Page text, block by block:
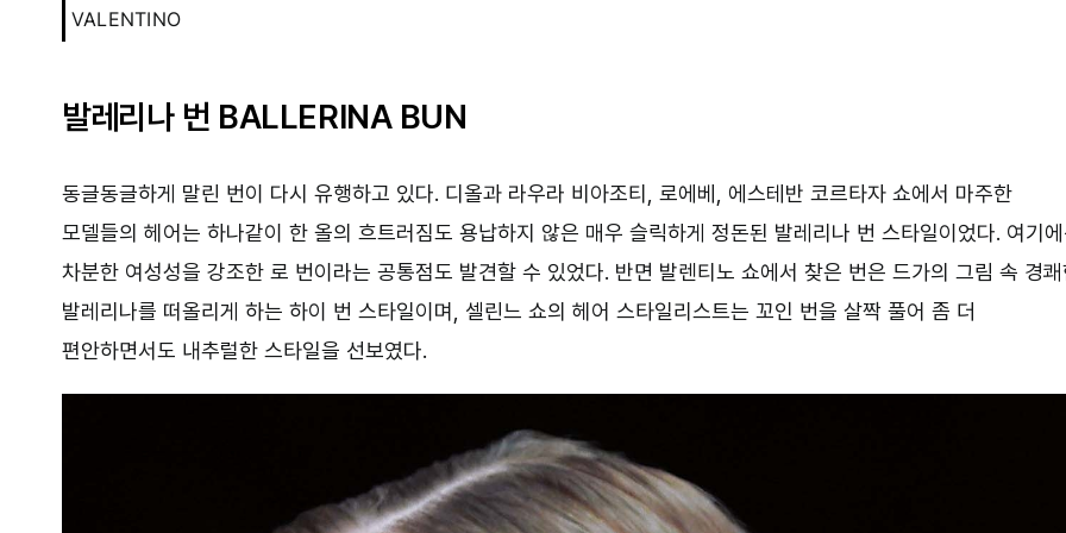
VALENTINO
발레리나 번 BALLERINA BUN
동글동글하게 말린 번이 다시 유행하고 있다. 디올과 라우라 비아조티, 로에베, 에스테반 코르타자 쇼에서 마주한
모델들의 헤어는 하나같이 한 올의 흐트러짐도 용납하지 않은 매우 슬릭하게 정돈된 발레리나 번 스타일이었다. 여기에
차분한 여성성을 강조한 로 번이라는 공통점도 발견할 수 있었다. 반면 발렌티노 쇼에서 찾은 번은 드가의 그림 속 경
발레리나를 떠올리게 하는 하이 번 스타일이며, 셀린느 쇼의 헤어 스타일리스트는 꼬인 번을 살짝 풀어 좀 더
편안하면서도 내추럴한 스타일을 선보였다.